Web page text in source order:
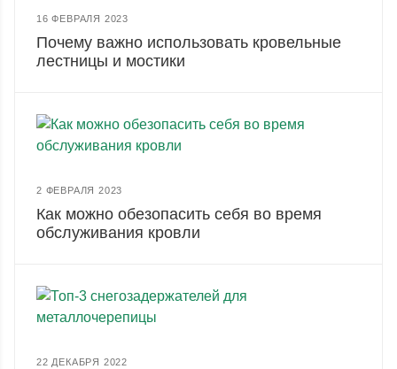
16 ФЕВРАЛЯ 2023
Почему важно использовать кровельные
лестницы и мостики
2 ФЕВРАЛЯ 2023
Как можно обезопасить себя во время
обслуживания кровли
22 ДЕКАБРЯ 2022